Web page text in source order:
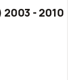
2003 - 2010